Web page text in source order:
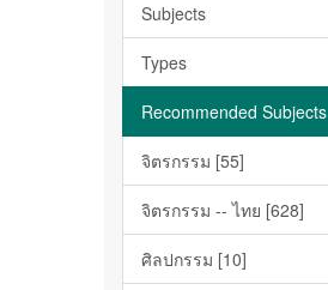
Subjects
Types
Recommended Subjects
จิตรกรรม [55]
จิตรกรรม -- ไทย [628]
ศิลปกรรม [10]